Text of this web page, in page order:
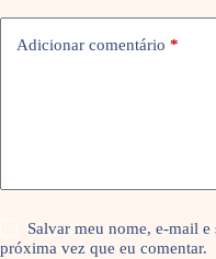
Adicionar comentário *
Salvar meu nome, e-mail e
próxima vez que eu comentar.